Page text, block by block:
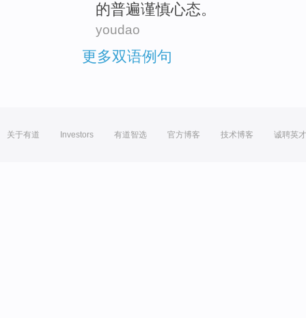
的普遍谨慎心态。
youdao
更多双语例句
关于有道 Investors 有道智选 官方博客 技术博客 诚聘英才